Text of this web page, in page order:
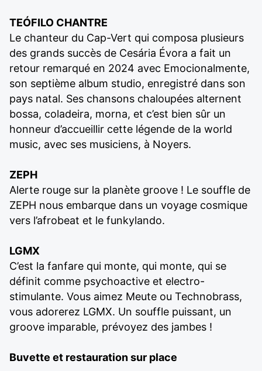
TEÓFILO CHANTRE
Le chanteur du Cap-Vert qui composa plusieurs
des grands succès de Cesária Évora a fait un
retour remarqué en 2024 avec Emocionalmente,
son septième album studio, enregistré dans son
pays natal. Ses chansons chaloupées alternent
bossa, coladeira, morna, et c’est bien sûr un
honneur d’accueillir cette légende de la world
music, avec ses musiciens, à Noyers.
ZEPH
Alerte rouge sur la planète groove ! Le souffle de
ZEPH nous embarque dans un voyage cosmique
vers l’afrobeat et le funkylando.
LGMX
C’est la fanfare qui monte, qui monte, qui se
définit comme psychoactive et electro-
stimulante. Vous aimez Meute ou Technobrass,
vous adorerez LGMX. Un souffle puissant, un
groove imparable, prévoyez des jambes !
Buvette et restauration sur place